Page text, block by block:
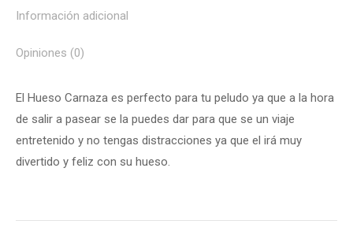
Información adicional
Opiniones (0)
El Hueso Carnaza es perfecto para tu peludo ya que a la hora
de salir a pasear se la puedes dar para que se un viaje
entretenido y no tengas distracciones ya que el irá muy
divertido y feliz con su hueso.